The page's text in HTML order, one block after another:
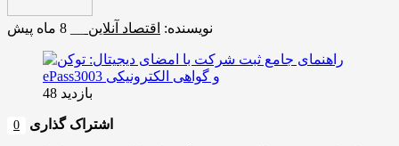
نویسنده: اقتصاد آنلاین 8 ماه پیش
بازدید 48
اشتراک گذاری 0